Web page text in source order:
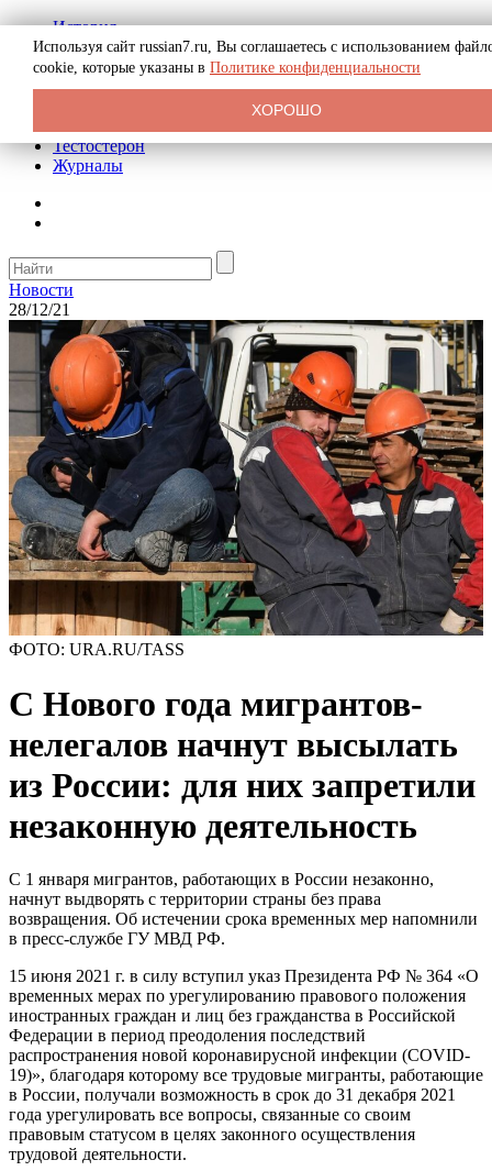
История
Биография
Криминал
Реклама на сайте
Тестостерон
Журналы
Новости
28/12/21
ФОТО: URA.RU/TASS
С Нового года мигрантов-
нелегалов начнут высылать
из России: для них запретили
незаконную деятельность
С 1 января мигрантов, работающих в России незаконно,
начнут выдворять с территории страны без права
возвращения. Об истечении срока временных мер напомнили
в пресс-службе ГУ МВД РФ.
15 июня 2021 г. в силу вступил указ Президента РФ № 364 «О
временных мерах по урегулированию правового положения
иностранных граждан и лиц без гражданства в Российской
Федерации в период преодоления последствий
распространения новой коронавирусной инфекции (COVID-
19)», благодаря которому все трудовые мигранты, работающие
в России, получали возможность в срок до 31 декабря 2021
года урегулировать все вопросы, связанные со своим
правовым статусом в целях законного осуществления
трудовой деятельности.
Используя сайт russian7.ru, Вы соглашаетесь с использованием
cookie, которые указаны в Политике конфиденциальности
ХОРОШО